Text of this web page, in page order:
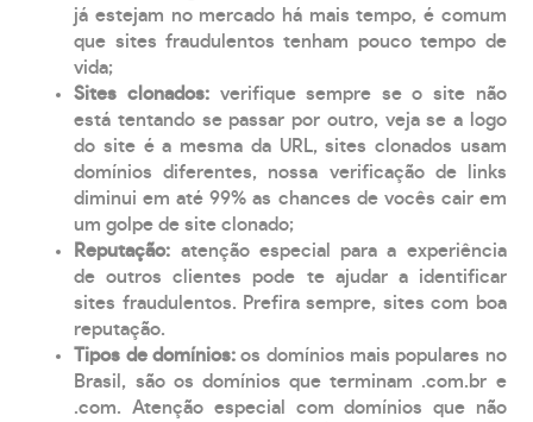
já estejam no mercado há mais tempo, é comum
que sites fraudulentos tenham pouco tempo de
vida;
Sites clonados: verifique sempre se o site não
está tentando se passar por outro, veja se a logo
do site é a mesma da URL, sites clonados usam
domínios diferentes, nossa verificação de links
diminui em até 99% as chances de vocês cair em
um golpe de site clonado;
Reputação: atenção especial para a experiência
de outros clientes pode te ajudar a identificar
sites fraudulentos. Prefira sempre, sites com boa
reputação.
Tipos de domínios:os domínios mais populares no
Brasil, são os domínios que terminam .com.br e
.com. Atenção especial com domínios que não